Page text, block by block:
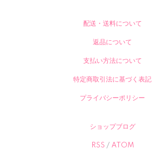
配送・送料について
返品について
支払い方法について
特定商取引法に基づく表記
プライバシーポリシー
ショップブログ
RSS / ATOM